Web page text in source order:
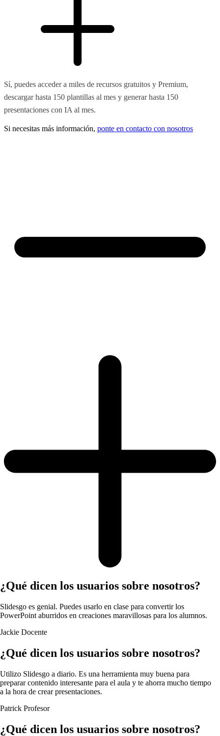
Sí, puedes acceder a miles de recursos gratuitos y Premium,
descargar hasta 150 plantillas al mes y generar hasta 150
presentaciones con IA al mes.
Si necesitas más información, ponte en contacto con nosotros
¿Qué dicen los usuarios sobre nosotros?
Slidesgo es genial. Puedes usarlo en clase para convertir los
PowerPoint aburridos en creaciones maravillosas para los alumnos.
Jackie Docente
¿Qué dicen los usuarios sobre nosotros?
Utilizo Slidesgo a diario. Es una herramienta muy buena para
preparar contenido interesante para el aula y te ahorra mucho tiempo
a la hora de crear presentaciones.
Patrick Profesor
¿Qué dicen los usuarios sobre nosotros?